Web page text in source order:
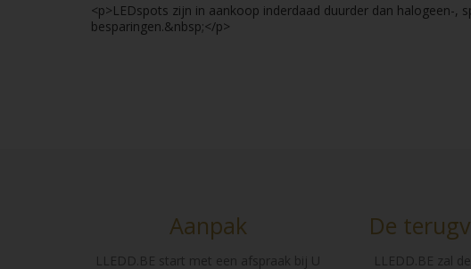
<p>LEDspots zijn in aankoop inderdaad duurder dan halogeen-
besparingen.&nbsp;</p>
Aanpak
LLEDD.BE start met een afspraak bij U
De
LLEDD.BE zal